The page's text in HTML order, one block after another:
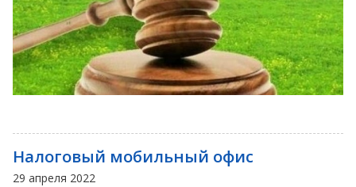
Налоговый мобильный офис
29 апреля 2022